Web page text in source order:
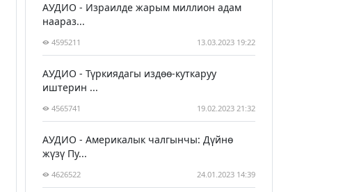
АУДИО - Израилде жарым миллион адам
наараз...
4595211 13.03.2023 19:22
АУДИО - Түркиядагы издөө-куткаруу
иштерин ...
4565741 19.02.2023 21:32
АУДИО - Америкалык чалгынчы: Дүйнө
жүзү Пу...
4626522 24.01.2023 14:39